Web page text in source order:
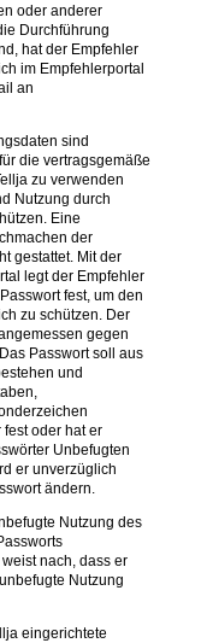
oder anderer
Durchführung
hat der Empfehler
im Empfehlerportal
an
sind
die vertragsgemäße
zu verwenden
Nutzung durch
Eine
der
gestattet. Mit der
legt der Empfehler
fest, um den
zu schützen. Der
gegen
Passwort soll aus
und
oder hat er
Unbefugten
er unverzüglich
ändern.
Nutzung des
nach, dass er
Nutzung
eingerichtete